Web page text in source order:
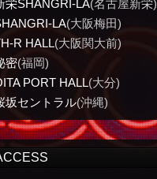
栄SHANGRI-LA(名古屋新栄)
LA(大阪梅田)
R HALL(大阪関大前)
密(福岡)
PORT HALL(大分)
坂セントラル(沖縄)